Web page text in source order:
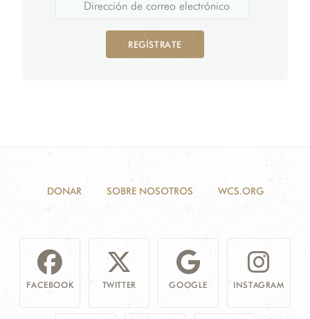
REGÍSTRATE
DONAR SOBRE NOSOTROS WCS.ORG
FACEBOOK TWITTER GOOGLE INSTAGRAM